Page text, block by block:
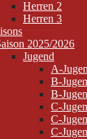
Herren 2
Herren 3
2025/2026
Jugend
A-
B-
B-
C-
C-
C-